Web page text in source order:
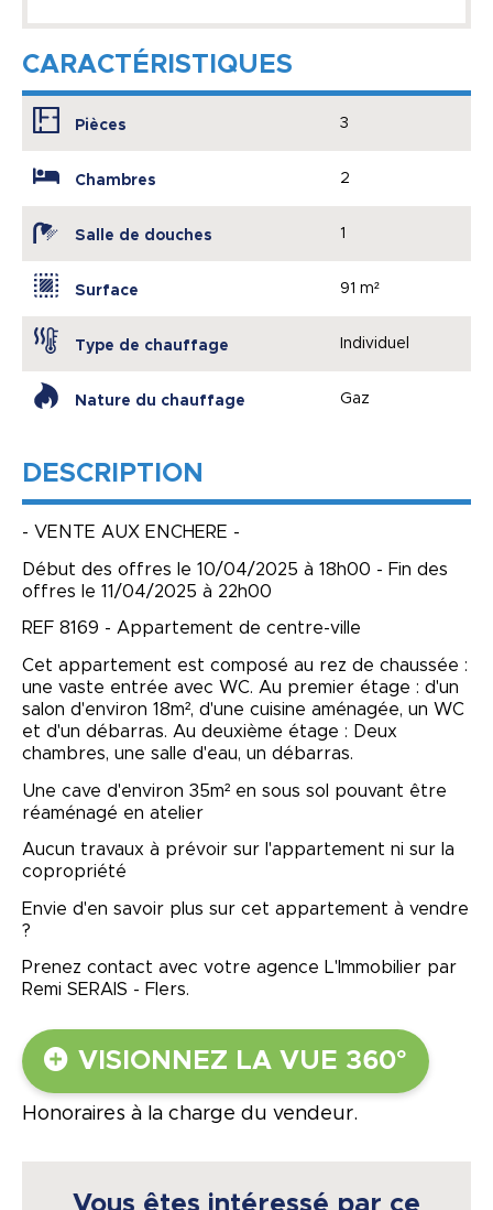
CARACTÉRISTIQUES
Pièces 3
Chambres 2
Salle de douches 1
Surface 91 m²
Type de chauffage Individuel
Nature du chauffage Gaz
DESCRIPTION
- VENTE AUX ENCHERE -
Début des offres le 10/04/2025 à 18h00 - Fin des
offres le 11/04/2025 à 22h00
REF 8169 - Appartement de centre-ville
Cet appartement est composé au rez de chaussée :
une vaste entrée avec WC. Au premier étage : d'un
salon d'environ 18m², d'une cuisine aménagée, un WC
et d'un débarras. Au deuxième étage : Deux
chambres, une salle d'eau, un débarras.
Une cave d'environ 35m² en sous sol pouvant être
réaménagé en atelier
Aucun travaux à prévoir sur l'appartement ni sur la
copropriété
Envie d'en savoir plus sur cet appartement à vendre
?
Prenez contact avec votre agence L'Immobilier par
Remi SERAIS - Flers.
VISIONNEZ LA VUE 360°
Honoraires à la charge du vendeur.
Vous êtes intéressé par ce